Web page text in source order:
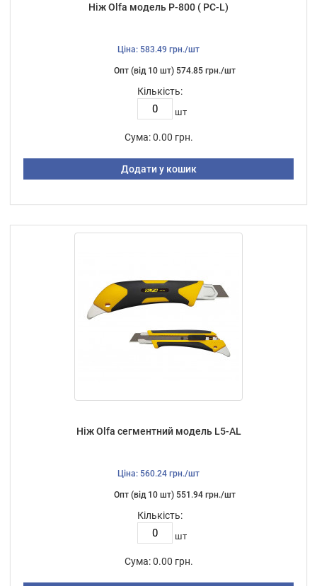
Ніж Olfa модель P-800 ( PC-L)
Ціна: 583.49 грн./шт
Опт (від 10 шт) 574.85 грн./шт
Кількість:
шт
Сума: 0.00 грн.
Додати у кошик
Ніж Olfa сегментний модель L5-AL
Ціна: 560.24 грн./шт
Опт (від 10 шт) 551.94 грн./шт
Кількість:
шт
Сума: 0.00 грн.